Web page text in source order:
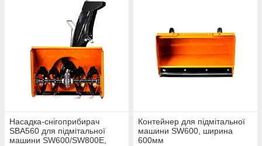
Насадка-снігоприбирач
SBA560 для підмітальної
машини SW600/SW800E,
Контейнер для підмітальної
машини SW600, ширина
600мм